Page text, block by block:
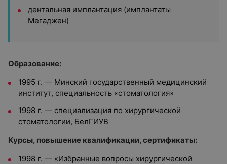
дентальная имплантация (имплантаты
Мегаджен)
Образование:
1995 г. — Минский государственный медицинский
институт, специальность «стоматология»
1998 г. — специализация по хирургической
стоматологии, БелГИУВ
Курсы, повышение квалификации, сертификаты:
1998 г. — «Избранные вопросы хирургической